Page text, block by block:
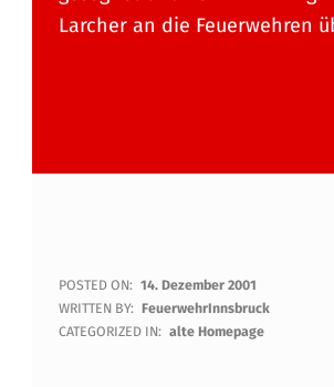
Larcher an die Feuerwehren
N
E
POSTED ON: 14. Dezember 2001
WRITTEN BY: FeuerwehrInnsbruck
CATEGORIZED IN: alte Homepage